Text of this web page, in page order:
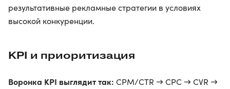
результативные рекламные стратегии в условиях
высокой конкуренции.
KPI и приоритизация
Воронка KPI выглядит так: CPM/CTR → CPC → CVR →